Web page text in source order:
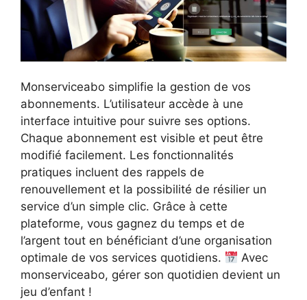
Monserviceabo simplifie la gestion de vos
abonnements. L’utilisateur accède à une
interface intuitive pour suivre ses options.
Chaque abonnement est visible et peut être
modifié facilement. Les fonctionnalités
pratiques incluent des rappels de
renouvellement et la possibilité de résilier un
service d’un simple clic. Grâce à cette
plateforme, vous gagnez du temps et de
l’argent tout en bénéficiant d’une organisation
optimale de vos services quotidiens.
Avec
monserviceabo, gérer son quotidien devient un
jeu d’enfant !